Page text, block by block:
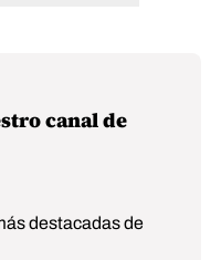
canal de
destacadas de